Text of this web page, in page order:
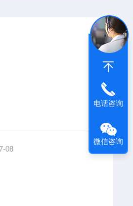
08
电话咨询
微信咨询